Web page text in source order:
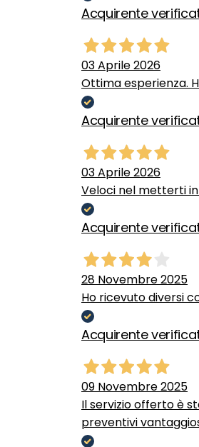
Acquirente
03 Aprile 2026
Ottima esperienza.
Acquirente
03 Aprile 2026
Veloci nel metterti
Acquirente
28 Novembre 2025
Ho ricevuto diversi
Acquirente
09 Novembre 2025
Il servizio offerto è
preventivi